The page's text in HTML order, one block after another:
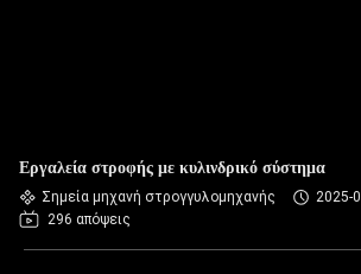
Εργαλεία στροφής με κυλινδρικό σύστημα
Σημεία μηχανή στρογγυλομηχανής
2025-
296 απόψεις